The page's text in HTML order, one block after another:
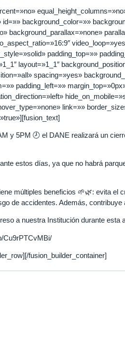
background_color=»»
background_parallax=»none»
padding_top=»»
layout=»1_1″
spacing=»yes»
padding_left=»»
link=»»
y 5PM 🕗 el DANE realizará un
estos días, ya que no habrá
múltiples beneficios 🌱🌿: evita el
de accidentes. Además, contribuye
a nuestra Institución durante esta
Cu9rPTCvMBi/
fusion_builder_container]